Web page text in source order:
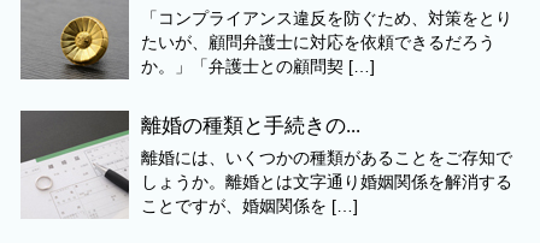
「コンプライアンス違反を防ぐため、対策をとり
たいが、顧問弁護士に対応を依頼できるだろう
か。」「弁護士との顧問契 […]
離婚の種類と手続きの...
離婚には、いくつかの種類があることをご存知で
しょうか。離婚とは文字通り婚姻関係を解消する
ことですが、婚姻関係を […]